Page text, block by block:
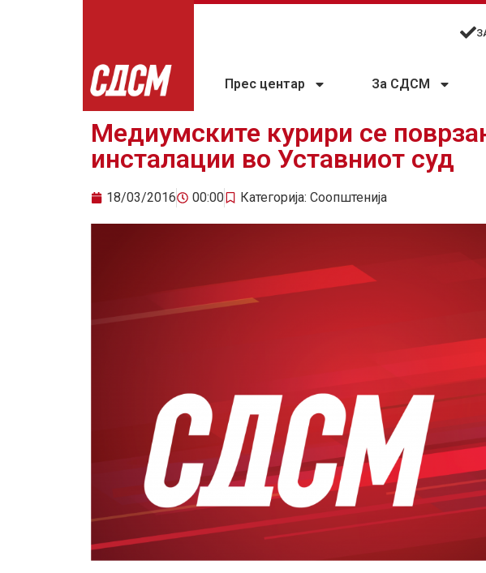
Прес центар За СДСМ
Медиумските курири се
инсталации во Уставниот суд
18/03/2016 00:00 Категорија: Соопштенија